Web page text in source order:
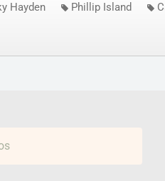
Hayden Phillip Island